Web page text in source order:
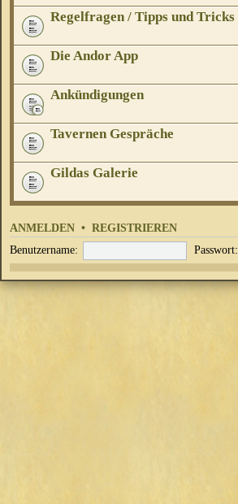
Regelfragen / Tipps und Tricks
Die Andor App
Ankündigungen
Tavernen Gespräche
Gildas Galerie
ANMELDEN • REGISTRIEREN
Benutzername: Passwort: